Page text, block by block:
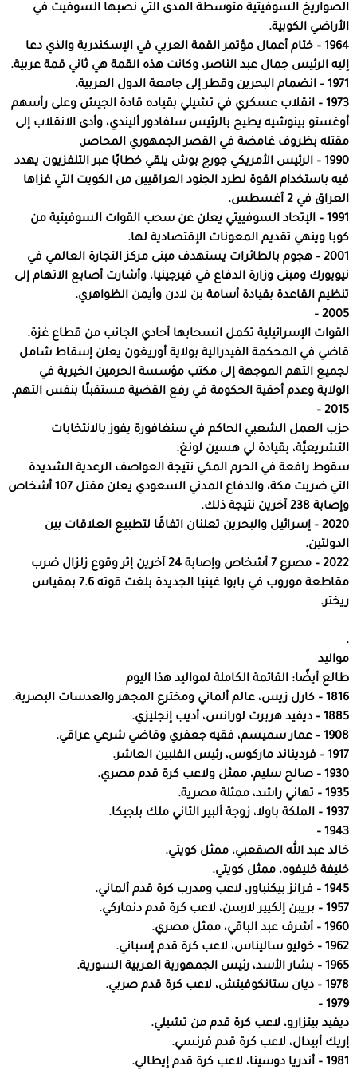
الصواريخ السوفيتية متوسطة المدى التي نصبها السوفيت في
الأراضي الكوبية.
1964 – ختام أعمال مؤتمر القمة العربي في الإسكندرية والذي دعا
إليه الرئيس جمال عبد الناصر، وكانت هذه القمة هي ثاني قمة عربية.
1971 – انضمام البحرين وقطر إلى جامعة الدول العربية.
1973 – انقلاب عسكري في تشيلي بقياده قادة الجيش وعلى رأسهم
أوغستو بينوشيه يطيح بالرئيس سلفادور أليندي، وأدى الانقلاب إلى
مقتله بظروف غامضة في القصر الجمهوري المحاصر.
1990 – الرئيس الأمريكي جورج بوش يلقي خطابًا عبر التلفزيون يهدد
فيه باستخدام القوة لطرد الجنود العراقيين من الكويت التي غزاها
العراق في 2 أغسطس.
1991 – الإتحاد السوفييتي يعلن عن سحب القوات السوفيتية من
كوبا وينهي تقديم المعونات الإقتصادية لها.
2001 – هجوم بالطائرات يستهدف مبنى مركز التجارة العالمي في
نيويورك ومبنى وزارة الدفاع في فيرجينيا، وأشارت أصابع الاتهام إلى
تنظيم القاعدة بقيادة أسامة بن لادن وأيمن الظواهري.
2005 –
القوات الإسرائيلية تكمل انسحابها أحادي الجانب من قطاع غزة.
قاضي في المحكمة الفيدرالية بولاية أوريغون يعلن إسقاط شامل
لجميع التهم الموجهة إلى مكتب مؤسسة الحرمين الخيرية في
الولاية وعدم أحقية الحكومة في رفع القضية مستقبلًا بنفس التهم.
2015 –
حزب العمل الشعبي الحاكم في سنغافورة يفوز بالانتخابات
التشريعيَّة، بقيادة لي هسين لونغ.
سقوط رافعة في الحرم المكي نتيجة العواصف الرعدية الشديدة
التي ضربت مكة، والدفاع المدني السعودي يعلن مقتل 107 أشخاص
وإصابة 238 آخرين نتيجة ذلك.
2020 – إسرائيل والبحرين تعلنان اتفاقًا لتطبيع العلاقات بين
الدولتين.
2022 – مصرع 7 أشخاص وإصابة 24 آخرين إثر وقوع زلزال ضرب
مقاطعة موروب في بابوا غينيا الجديدة بلغت قوته 7.6 بمقياس
ريختر.
.
مواليد
طالع أيضًا: القائمة الكاملة لمواليد هذا اليوم
1816 – كارل زيس، عالم ألماني ومخترع المجهر والعدسات البصرية.
1885 – ديفيد هربرت لورانس، أديب إنجليزي.
1908 – عمار سميسم، فقيه جعفري وقاضي شرعي عراقي.
1917 – فرديناند ماركوس، رئيس الفلبين العاشر.
1930 – صالح سليم، ممثل ولاعب كرة قدم مصري.
1935 – تهاني راشد، ممثلة مصرية.
1937 – الملكة باولا، زوجة ألبير الثاني ملك بلجيكا.
1943 –
خالد عبد الله الصقعبي، ممثل كويتي.
خليفة خليفوه، ممثل كويتي.
1945 – فرانز بيكنباور، لاعب ومدرب كرة قدم ألماني.
1957 – بريبن إلكيير لارسن، لاعب كرة قدم دنماركي.
1960 – أشرف عبد الباقي، ممثل مصري.
1962 – خوليو ساليناس، لاعب كرة قدم إسباني.
1965 – بشار الأسد، رئيس الجمهورية العربية السورية.
1978 – ديان ستانكوفيتش، لاعب كرة قدم صربي.
1979 –
ديفيد بيتزارو، لاعب كرة قدم من تشيلي.
إريك أبيدال، لاعب كرة قدم فرنسي.
1981 – أندريا دوسينا، لاعب كرة قدم إيطالي.